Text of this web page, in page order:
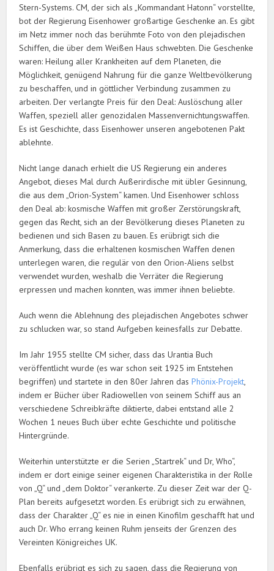
Stern-Systems. CM, der sich als „Kommandant Hatonn“ vorstellte,
bot der Regierung Eisenhower großartige Geschenke an. Es gibt
im Netz immer noch das berühmte Foto von den plejadischen
Schiffen, die über dem Weißen Haus schwebten. Die Geschenke
waren: Heilung aller Krankheiten auf dem Planeten, die
Möglichkeit, genügend Nahrung für die ganze Weltbevölkerung
zu beschaffen, und in göttlicher Verbindung zusammen zu
arbeiten. Der verlangte Preis für den Deal: Auslöschung aller
Waffen, speziell aller genozidalen Massenvernichtungswaffen.
Es ist Geschichte, dass Eisenhower unseren angebotenen Pakt
ablehnte.
Nicht lange danach erhielt die US Regierung ein anderes
Angebot, dieses Mal durch Außerirdische mit übler Gesinnung,
die aus dem „Orion-System“ kamen. Und Eisenhower schloss
den Deal ab: kosmische Waffen mit großer Zerstörungskraft,
gegen das Recht, sich an der Bevölkerung dieses Planeten zu
bedienen und sich Basen zu bauen. Es erübrigt sich die
Anmerkung, dass die erhaltenen kosmischen Waffen denen
unterlegen waren, die regulär von den Orion-Aliens selbst
verwendet wurden, weshalb die Verräter die Regierung
erpressen und machen konnten, was immer ihnen beliebte.
Auch wenn die Ablehnung des plejadischen Angebotes schwer
zu schlucken war, so stand Aufgeben keinesfalls zur Debatte.
Im Jahr 1955 stellte CM sicher, dass das Urantia Buch
veröffentlicht wurde (es war schon seit 1925 im Entstehen
begriffen) und startete in den 80er Jahren dasPhönix-Projekt,
indem er Bücher über Radiowellen von seinem Schiff aus an
verschiedene Schreibkräfte diktierte, dabei entstand alle 2
Wochen 1 neues Buch über echte Geschichte und politische
Hintergründe.
Weiterhin unterstützte er die Serien „Startrek“ und Dr, Who“,
indem er dort einige seiner eigenen Charakteristika in der Rolle
von „Q“ und „dem Doktor“ verankerte. Zu dieser Zeit war der Q-
Plan bereits aufgesetzt worden. Es erübrigt sich zu erwähnen,
dass der Charakter „Q“ es nie in einen Kinofilm geschafft hat und
auch Dr. Who errang keinen Ruhm jenseits der Grenzen des
Vereinten Königreiches UK.
Ebenfalls erübrigt es sich zu sagen, dass die Regierung von